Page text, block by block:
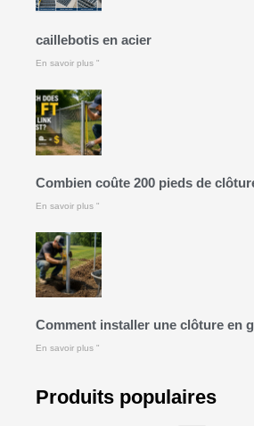
caillebotis en acier
En savoir plus "
Combien coûte 200 pieds de
En savoir plus "
Comment installer une clôture en
En savoir plus "
Produits populaires